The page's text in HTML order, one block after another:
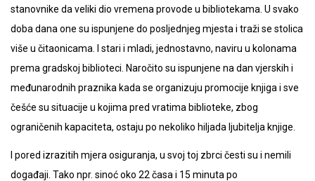
stanovnike da veliki dio vremena provode u bibliotekama. U svako
doba dana one su ispunjene do posljednjeg mjesta i traži se stolica
više u čitaonicama. I stari i mladi, jednostavno, naviru u kolonama
prema gradskoj biblioteci. Naročito su ispunjene na dan vjerskih i
međunarodnih praznika kada se organizuju promocije knjiga i sve
češće su situacije u kojima pred vratima biblioteke, zbog
ograničenih kapaciteta, ostaju po nekoliko hiljada ljubitelja knjige.
I pored izrazitih mjera osiguranja, u svoj toj zbrci česti su i nemili
događaji. Tako npr. sinoć oko 22 časa i 15 minuta po